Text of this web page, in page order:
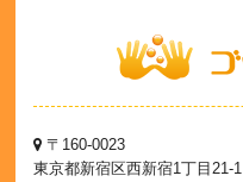
〒160-0023
東京都新宿区西新宿1丁目21-1